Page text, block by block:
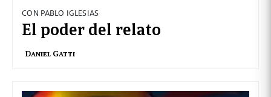
CON PABLO IGLESIAS
El poder del relato
Daniel Gatti